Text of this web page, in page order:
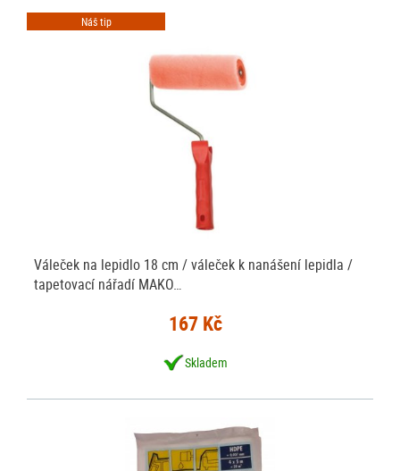
Náš tip
Váleček na lepidlo 18 cm / váleček k nanášení lepidla /
tapetovací nářadí MAKO…
167 Kč
Skladem